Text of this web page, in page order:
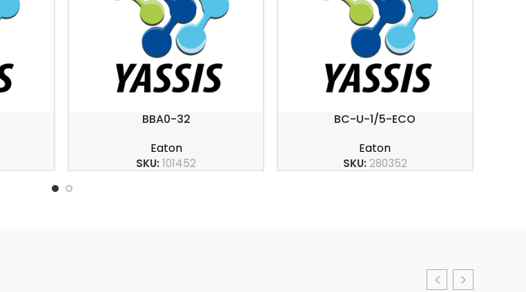
BBA0-32
Eaton
SKU:101452
BC-U-1/5-ECO
Eaton
SKU:280352